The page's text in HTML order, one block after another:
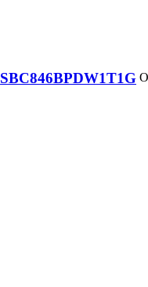
SBC846BPDW1T1G